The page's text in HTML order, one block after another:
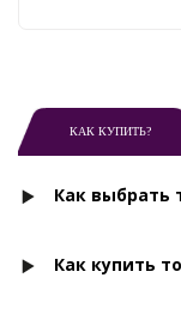
КАК КУПИТЬ?
Как выбрать
Как купить